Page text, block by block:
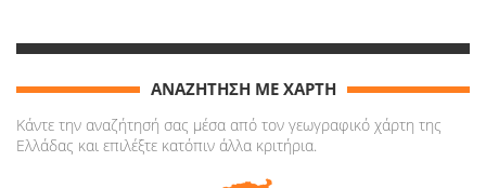
ΑΝΑΖΗΤΗΣΗ ΜΕ ΧΑΡΤΗ
Κάντε την αναζήτησή σας μέσα από τον γεωγραφικό χάρτη της
Ελλάδας και επιλέξτε κατόπιν άλλα κριτήρια.